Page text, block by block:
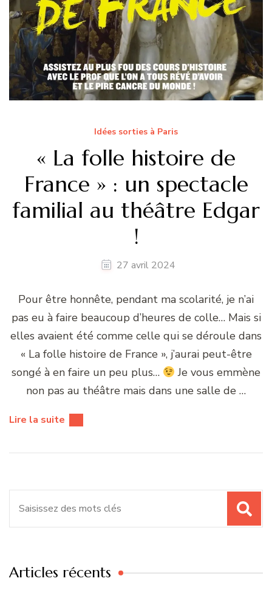
Idées sorties à Paris
« La folle histoire de
France » : un spectacle
familial au théâtre Edgar
!
27 avril 2024
Pour être honnête, pendant ma scolarité, je n’ai
pas eu à faire beaucoup d’heures de colle… Mais si
elles avaient été comme celle qui se déroule dans
« La folle histoire de France », j’aurai peut-être
songé à en faire un peu plus…
Je vous emmène
non pas au théâtre mais dans une salle de …
Lire la suite
Articles récents